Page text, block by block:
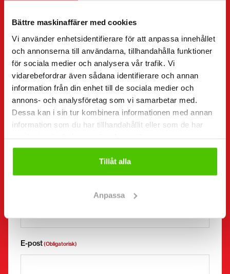
Bättre maskinaffärer med cookies
Vi använder enhetsidentifierare för att anpassa innehållet
och annonserna till användarna, tillhandahålla funktioner
för sociala medier och analysera vår trafik. Vi
vidarebefordrar även sådana identifierare och annan
information från din enhet till de sociala medier och
annons- och analysföretag som vi samarbetar med.
Dessa kan i sin tur kombinera informationen med annan
information som du har tillhandahållit eller som de har
Tillåt alla
Anpassa
Köpa
Hyra
Begära mer information
Kontaktuppgifter (Obligatorisk)
Telefonnummer(Obligatorisk)
Utan mellanslag (t.ex. +358401234567)
E-post(Obligatorisk)